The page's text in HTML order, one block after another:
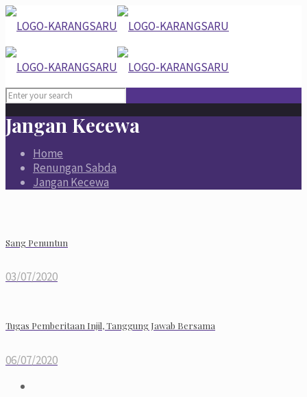
Jangan Kecewa
Home
Renungan Sabda
Jangan Kecewa
Sang Penuntun
03/07/2020
Tugas Pemberitaan Injil, Tanggung Jawab Bersama
06/07/2020